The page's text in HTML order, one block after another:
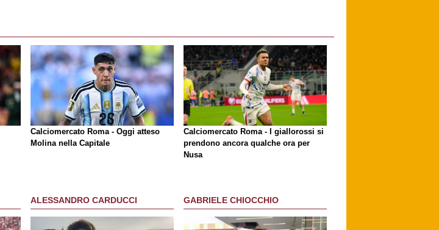
Calciomercato Roma - Oggi atteso
Molina nella Capitale
Calciomercato Roma - I giallorossi si
prendono ancora qualche ora per
Nusa
ALESSANDRO CARDUCCI GABRIELE CHIOCCHIO